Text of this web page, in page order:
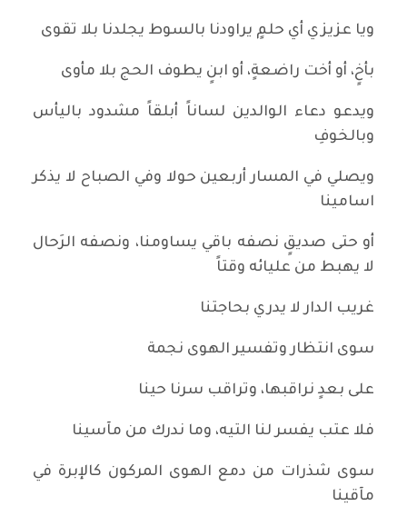
ويا عزيزي أي حلمٍ يراودنا بالسوط يجلدنا بلا تقوى
بأخٍ، أو أخت راضعةٍ، أو ابنٍ يطوف الحج بلا مأوى
ويدعو دعاء الوالدين لساناً أبلقاً مشدود باليأس
وبالخوفِ
ويصلي في المسار أربعين حولا وفي الصباح لا يذكر
اسامينا
أو حتى صديقٍ نصفه باقي يساومنا، ونصفه الرَحال
لا يهبط من عليائه وقتاً
غريب الدار لا يدري بحاجتنا
سوى انتظار وتفسير الهوى نجمة
على بعدٍ نراقبها، وتراقب سرنا حينا
فلا عتب يفسر لنا التيه، وما ندرك من مآسينا
سوى شذرات من دمع الهوى المركون كالإبرة في
مآقينا